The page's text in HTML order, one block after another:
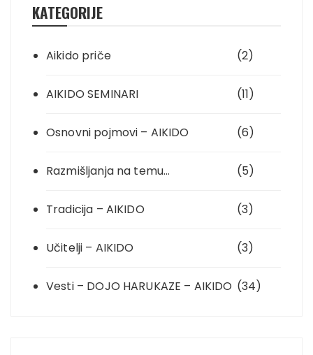
KATEGORIJE
Aikido priče (2)
AIKIDO SEMINARI (11)
Osnovni pojmovi – AIKIDO (6)
Razmišljanja na temu… (5)
Tradicija – AIKIDO (3)
Učitelji – AIKIDO (3)
Vesti – DOJO HARUKAZE – AIKIDO (34)